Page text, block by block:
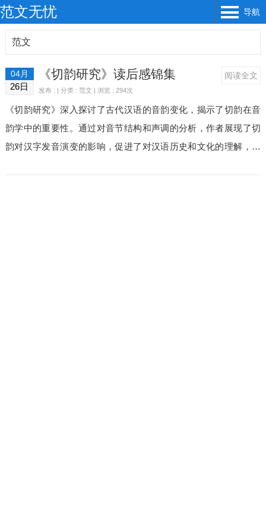
范文无忧 导航
范文
04月
26日
《切韵研究》读后感锦集
发布 : | 分类 : 范文 | 浏览 : 294次
阅读全文
《切韵研究》深入探讨了古代汉语的音韵变化，揭示了切韵在音
韵学中的重要性。通过对音节结构和声调的分析，作者展现了切
韵对汉字发音演变的影响，促进了对汉语历史和文化的理解，值